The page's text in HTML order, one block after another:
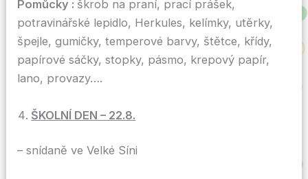
Pomůcky : škrob na praní, prací prášek,
potravinářské lepidlo, Herkules, kelímky, utěrky,
špejle, gumičky, temperové barvy, štětce, křídy,
papírové sáčky, stopky, pásmo, krepový papír,
lano, provazy….
ŠKOLNÍ DEN – 22.8.
– snídaně ve Velké Síni